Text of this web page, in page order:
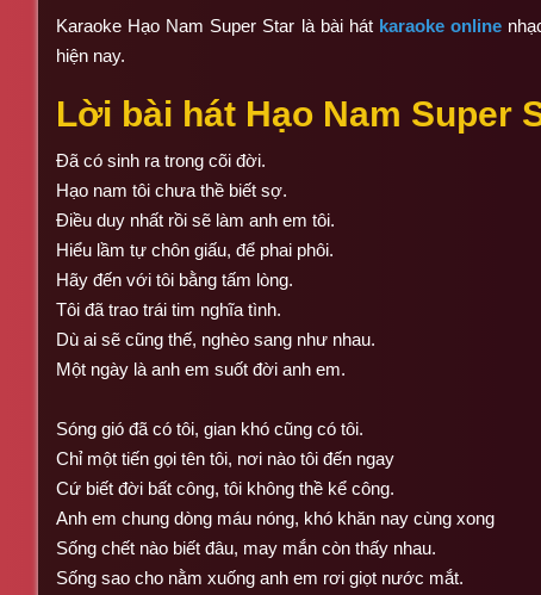
Karaoke Hạo Nam Super Star là bài hát karaoke online
hiện nay.
Lời bài hát Hạo Nam Super
Đã có sinh ra trong cõi đời.
Hạo nam tôi chưa thề biết sợ.
Điều duy nhất rồi sẽ làm anh em tôi.
Hiểu lầm tự chôn giấu, để phai phôi.
Hãy đến với tôi bằng tấm lòng.
Tôi đã trao trái tim nghĩa tình.
Dù ai sẽ cũng thế, nghèo sang như nhau.
Một ngày là anh em suốt đời anh em.
Sóng gió đã có tôi, gian khó cũng có tôi.
Chỉ một tiến gọi tên tôi, nơi nào tôi đến ngay
Cứ biết đời bất công, tôi không thề kể công.
Anh em chung dòng máu nóng, khó khăn nay cùng xong
Sống chết nào biết đâu, may mắn còn thấy nhau.
Sống sao cho nằm xuống anh em rơi giọt nước mắt.